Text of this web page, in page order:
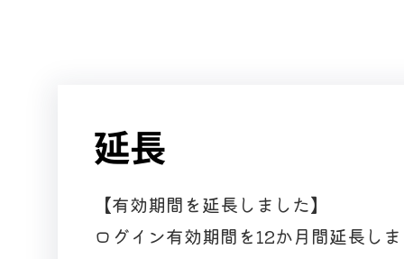
延長
【有効期間を延長しました】
ログイン有効期間を12か月間延長し